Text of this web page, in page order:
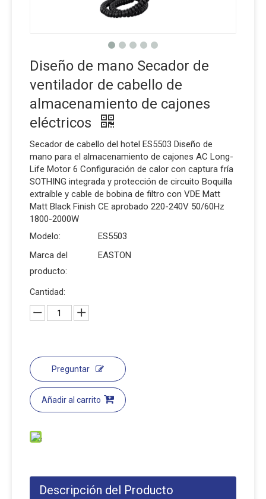
Diseño de mano Secador de
ventilador de cabello de
almacenamiento de cajones
eléctricos
Secador de cabello del hotel ES5503 Diseño de
mano para el almacenamiento de cajones AC Long-
Life Motor 6 Configuración de calor con captura fría
SOTHING integrada y protección de circuito Boquilla
extraíble y cable de bobina de filtro con VDE Matt
Matt Black Finish CE aprobado 220-240V 50/60Hz
1800-2000W
Modelo:
ES5503
Marca del
producto:
EASTON
Cantidad:
Preguntar
Añadir al carrito
Descripción del Producto